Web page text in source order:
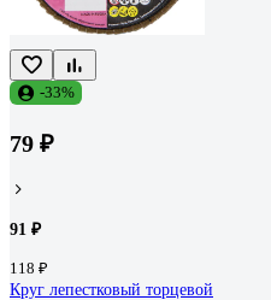
-33%
79 ₽
91 ₽
118 ₽
Круг лепестковый торцевой